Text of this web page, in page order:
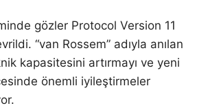
gözler Protocol Version 11
“van Rossem” adıyla anılan
kapasitesini artırmayı ve yeni
önemli iyileştirmeler